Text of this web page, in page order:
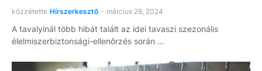
közzétette Hírszerkesztő - március 28, 2024
A tavalyinál több hibát talált az idei tavaszi szezonális
élelmiszerbiztonsági-ellenőrzés során …